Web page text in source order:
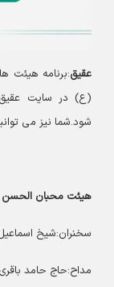
عقیق:برنامه هیئت
(ع) در سایت عقیق
شود.شما نیز می
هیئت محبان الحسن
سخنران:شیخ
مداح:حاج حامد باقری